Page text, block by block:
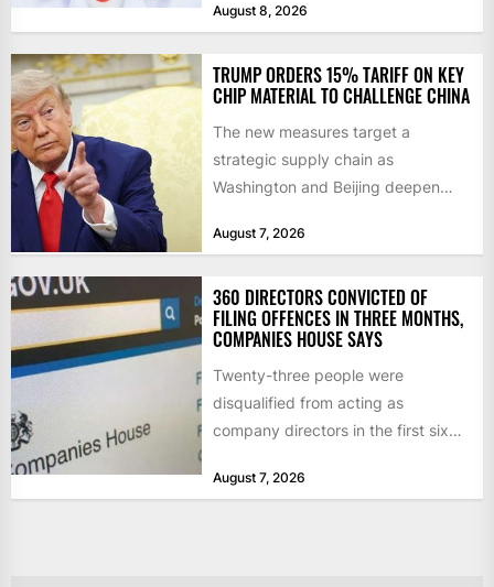
August 8, 2026
TRUMP ORDERS 15% TARIFF ON KEY
CHIP MATERIAL TO CHALLENGE CHINA
The new measures target a
strategic supply chain as
Washington and Beijing deepen
introduced...
August 7, 2026
360 DIRECTORS CONVICTED OF
FILING OFFENCES IN THREE MONTHS,
COMPANIES HOUSE SAYS
Twenty-three people were
disqualified from acting as
company directors in the first six
serious...
August 7, 2026